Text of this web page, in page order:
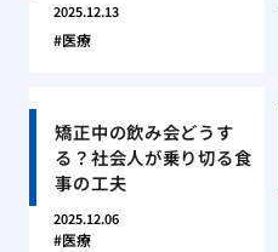
2025.12.13
医療
矯正中の飲み会どうす
る？社会人が乗り切る食
事の工夫
2025.12.06
医療